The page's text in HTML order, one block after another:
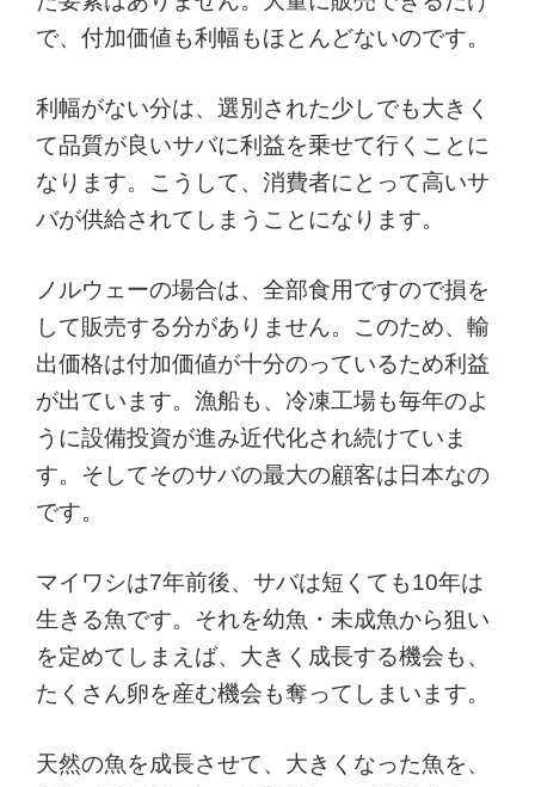
で、付加価値も利幅もほとんどないのです。
利幅がない分は、選別された少しでも大きく
て品質が良いサバに利益を乗せて行くことに
なります。こうして、消費者にとって高いサ
バが供給されてしまうことになります。
ノルウェーの場合は、全部食用ですので損を
して販売する分がありません。このため、輸
出価格は付加価値が十分のっているため利益
が出ています。漁船も、冷凍工場も毎年のよ
うに設備投資が進み近代化され続けていま
す。そしてそのサバの最大の顧客は日本なの
です。
マイワシは7年前後、サバは短くても10年は
生きる魚です。それを幼魚・未成魚から狙い
を定めてしまえば、大きく成長する機会も、
たくさん卵を産む機会も奪ってしまいます。
天然の魚を成長させて、大きくなった魚を、